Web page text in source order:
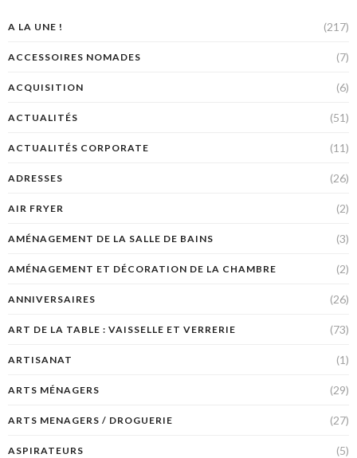
A LA UNE ! (217)
ACCESSOIRES NOMADES (7)
ACQUISITION (6)
ACTUALITÉS (51)
ACTUALITÉS CORPORATE (11)
ADRESSES (26)
AIR FRYER (2)
AMÉNAGEMENT DE LA SALLE DE BAINS (3)
AMÉNAGEMENT ET DÉCORATION DE LA CHAMBRE (2)
ANNIVERSAIRES (26)
ART DE LA TABLE : VAISSELLE ET VERRERIE (73)
ARTISANAT (1)
ARTS MÉNAGERS (29)
ARTS MENAGERS / DROGUERIE (27)
ASPIRATEURS (5)